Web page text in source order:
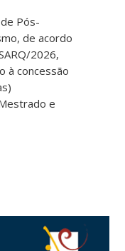
Pós-
de acordo
2026,
à concessão
e